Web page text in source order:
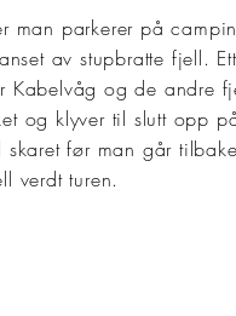
man parkerer på
av stupbratte fjell.
Kabelvåg og de andre
og klyver til slutt opp
før man går
verdt turen.